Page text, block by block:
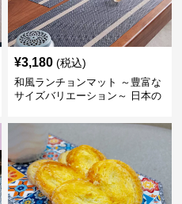
¥3,180 (税込)
和風ランチョンマット ～豊富な
サイズバリエーション～ 日本の
料無料～